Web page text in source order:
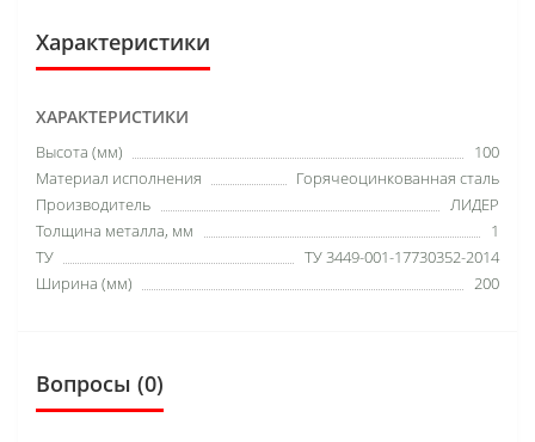
Характеристики
ХАРАКТЕРИСТИКИ
Высота (мм)
100
Материал исполнения
Горячеоцинкованная сталь
Производитель
ЛИДЕР
Толщина металла, мм
1
ТУ
ТУ 3449-001-17730352-2014
Ширина (мм)
200
Вопросы (0)